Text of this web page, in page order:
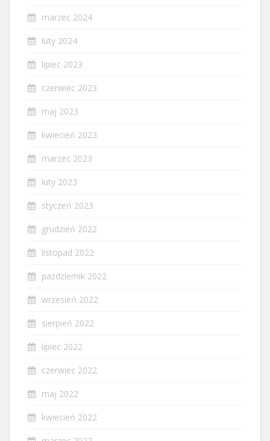
marzec 2024
luty 2024
lipiec 2023
czerwiec 2023
maj 2023
kwiecień 2023
marzec 2023
luty 2023
styczeń 2023
grudzień 2022
listopad 2022
październik 2022
wrzesień 2022
sierpień 2022
lipiec 2022
czerwiec 2022
maj 2022
kwiecień 2022